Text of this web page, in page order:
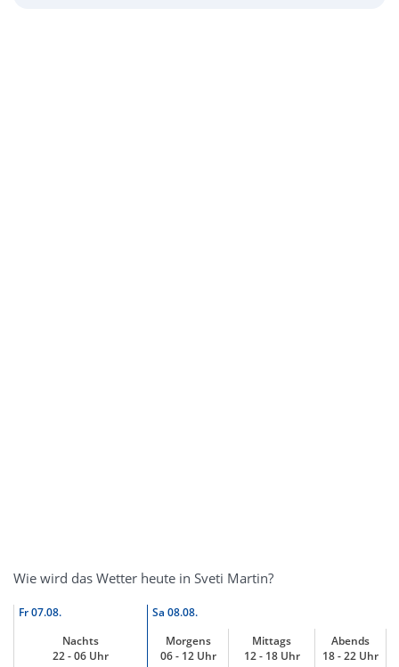
Wie wird das Wetter heute in Sveti Martin?
Fr07.08. Sa 08.08.
Nachts
22 - 06 Uhr
Morgens
06 - 12 Uhr
Mittags
12 - 18 Uhr
Abends
18 - 22 Uhr